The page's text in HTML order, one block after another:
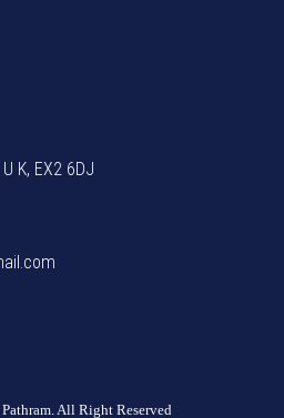
K, EX2 6DJ
All Right Reserved